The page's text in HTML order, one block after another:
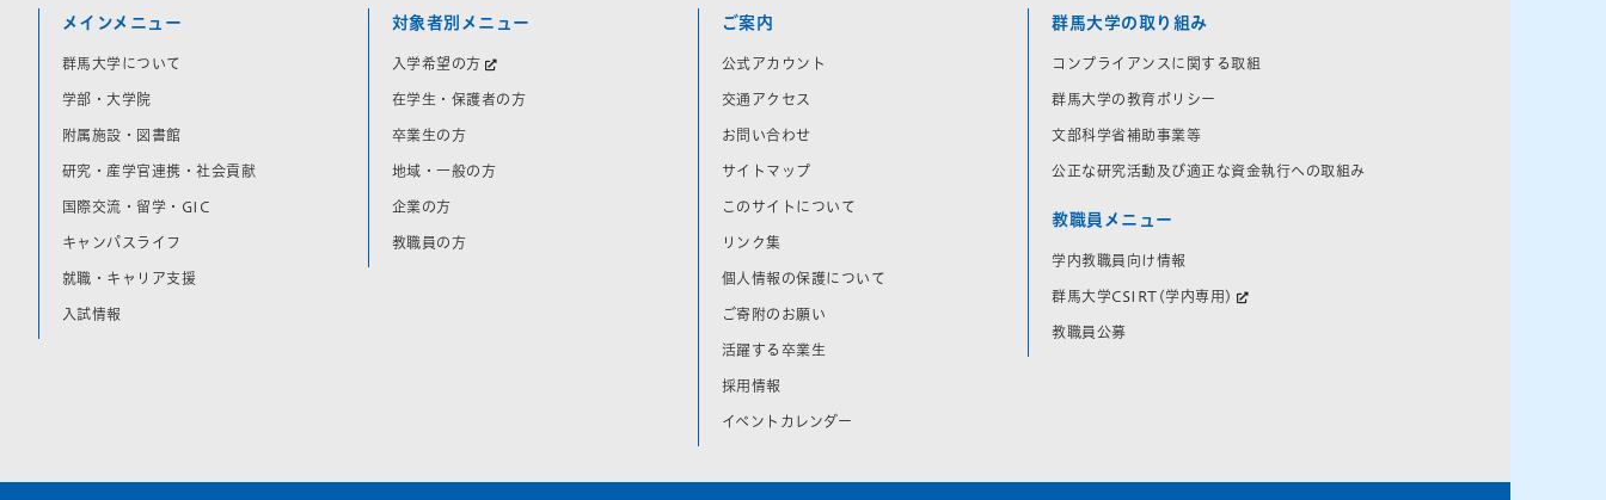
メインメニュー
群馬大学について
学部・大学院
附属施設・図書館
研究・産学官連携・社会貢献
国際交流・留学・GIC
キャンパスライフ
就職・キャリア支援
入試情報
対象者別メニュー
入学希望の方
在学生・保護者の方
卒業生の方
地域・一般の方
企業の方
教職員の方
ご案内
公式アカウント
交通アクセス
お問い合わせ
サイトマップ
このサイトについて
リンク集
個人情報の保護について
ご寄附のお願い
活躍する卒業生
採用情報
イベントカレンダー
群馬大学の取り組み
コンプライアンスに関する取組
群馬大学の教育ポリシー
文部科学省補助事業等
公正な研究活動及び適正な資金執行への取組み
教職員メニュー
学内教職員向け情報
群馬大学CSIRT(学内専用)
教職員公募